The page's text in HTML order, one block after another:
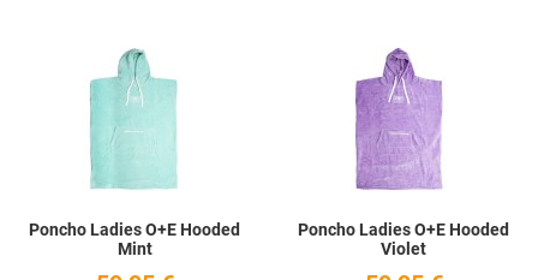
Add to Wishlist
Quick View
Poncho Ladies O+E Hooded
Mint
Poncho Ladies O+E Hooded
Violet